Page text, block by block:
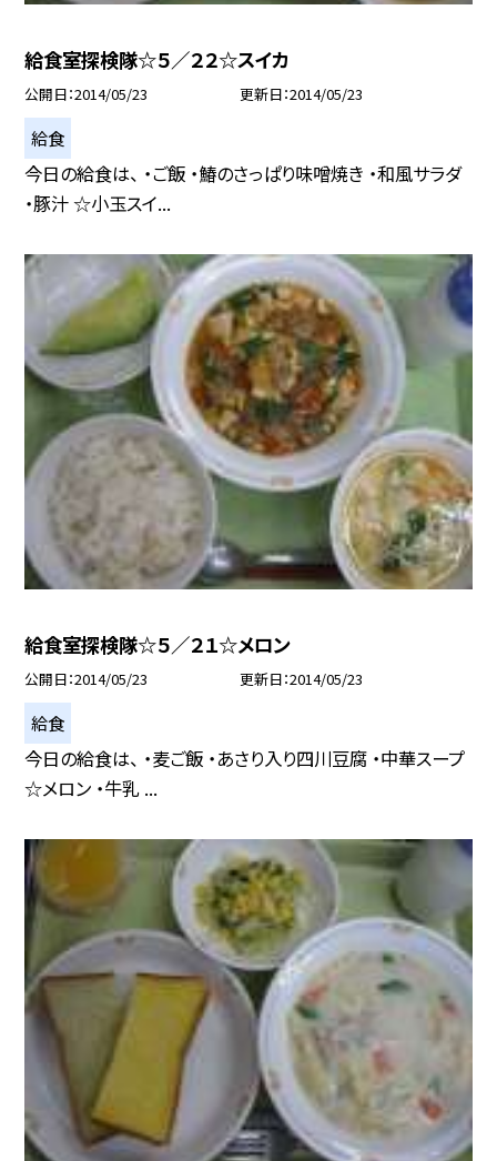
給食室探検隊☆５／２２☆スイカ
公開日 2014/05/23 更新日 2014/05/23
給食
今日の給食は、 ・ご飯 ・鰆のさっぱり味噌焼き ・和風サラダ
・豚汁 ☆小玉スイ...
給食室探検隊☆５／２１☆メロン
公開日 2014/05/23 更新日 2014/05/23
給食
今日の給食は、 ・麦ご飯 ・あさり入り四川豆腐 ・中華スープ
☆メロン ・牛乳 ...